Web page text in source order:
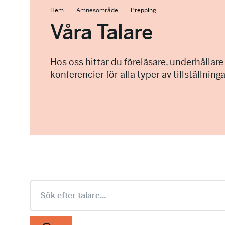
Hem Ämnesområde Prepping
Våra Talare
Hos oss hittar du föreläsare,
konferencier för alla typer av